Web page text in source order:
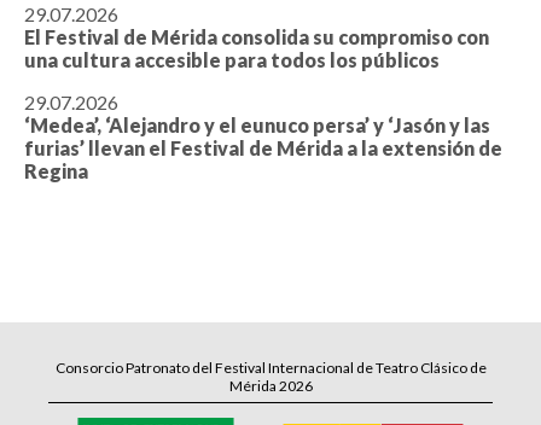
29.07.2026
El Festival de Mérida consolida su compromiso con
una cultura accesible para todos los públicos
29.07.2026
‘Medea’, ‘Alejandro y el eunuco persa’ y ‘Jasón y las
furias’ llevan el Festival de Mérida a la extensión de
Regina
Consorcio Patronato del Festival Internacional de Teatro Clásico de
Mérida 2026